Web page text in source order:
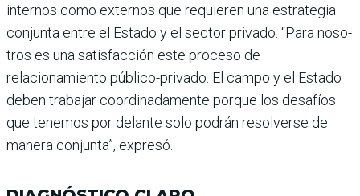
internos como externos que requieren una estrategia
conjunta entre el Estado y el sector privado. “Para noso­
tros es una satisfacción este proceso de
relacionamiento público-privado. El campo y el Estado
deben trabajar coor­dinadamente porque los desa­fíos
que tenemos por delante solo podrán resolverse de
manera conjunta”, expresó.